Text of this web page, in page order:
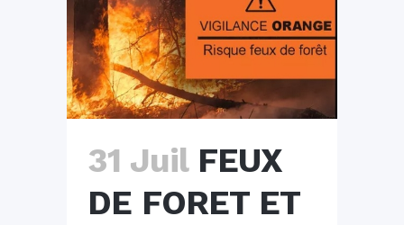
31 Juil FEUX
DE FORET ET